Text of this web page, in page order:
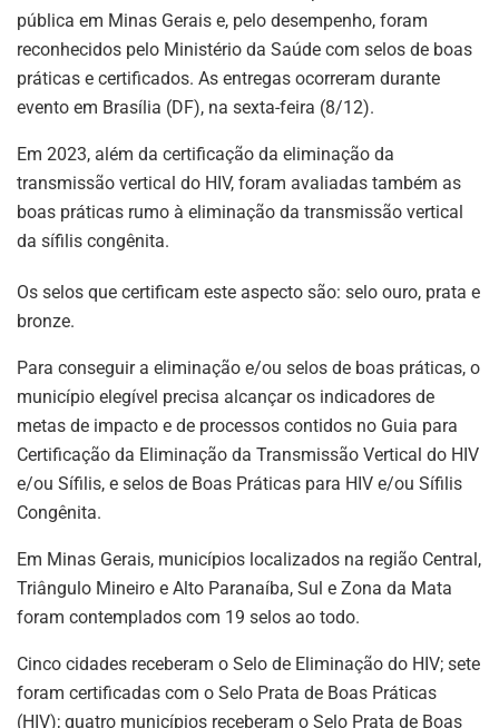
pública em Minas Gerais e, pelo desempenho, foram
reconhecidos pelo Ministério da Saúde com selos de boas
práticas e certificados. As entregas ocorreram durante
evento em Brasília (DF), na sexta-feira (8/12).
Em 2023, além da certificação da eliminação da
transmissão vertical do HIV, foram avaliadas também as
boas práticas rumo à eliminação da transmissão vertical
da sífilis congênita.
Os selos que certificam este aspecto são: selo ouro, prata e
bronze.
Para conseguir a eliminação e/ou selos de boas práticas, o
município elegível precisa alcançar os indicadores de
metas de impacto e de processos contidos no Guia para
Certificação da Eliminação da Transmissão Vertical do HIV
e/ou Sífilis, e selos de Boas Práticas para HIV e/ou Sífilis
Congênita.
Em Minas Gerais, municípios localizados na região Central,
Triângulo Mineiro e Alto Paranaíba, Sul e Zona da Mata
foram contemplados com 19 selos ao todo.
Cinco cidades receberam o Selo de Eliminação do HIV; sete
foram certificadas com o Selo Prata de Boas Práticas
(HIV); quatro municípios receberam o Selo Prata de Boas